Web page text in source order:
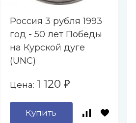
Россия 3 рубля 1993
год - 50 лет Победы
на Курской дуге
(UNC)
Цена: 1 120 ₽
Купить